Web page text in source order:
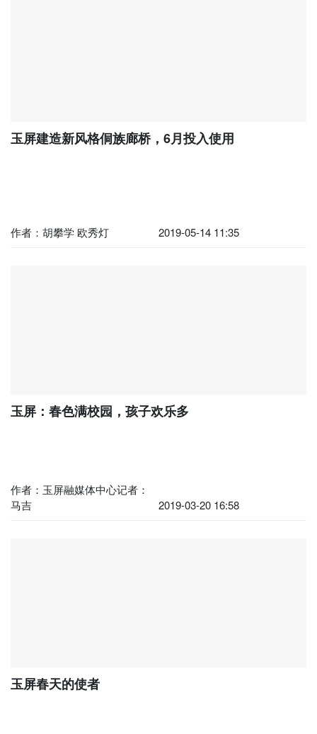
玉屏建造新风格侗族廊桥，6月投入使用
作者：胡攀学 欧秀灯 2019-05-14 11:35
玉屏：春色满校园，孩子欢乐多
作者：玉屏融媒体中心记者：
马吉
2019-03-20 16:58
玉屏春天的使者